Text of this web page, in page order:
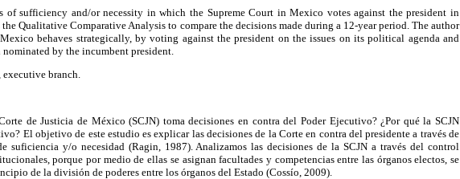
of sufficiency and/or necessity in which the Supreme Court in Mexico votes against the president in
Qualitative Comparative Analysis to compare the decisions made during a 12-year period. The author
behaves strategically, by voting against the president on the issues on its political agenda and
nominated by the incumbent president.
executive branch.
de Justicia de México (SCJN) toma decisiones en contra del Poder Ejecutivo? ¿Por qué la SCJN
El objetivo de este estudio es explicar las decisiones de la Corte en contra del presidente a través de
suficiencia y/o necesidad (Ragin, 1987). Analizamos las decisiones de la SCJN a través del control
porque por medio de ellas se asignan facultades y competencias entre las órganos electos, se
de la división de poderes entre los órganos del Estado (Cossío, 2009).